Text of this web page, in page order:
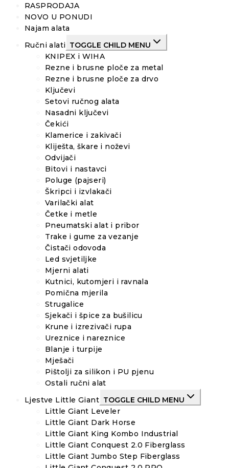
RASPRODAJA
NOVO U PONUDI
Najam alata
Ručni alati TOGGLE CHILD MENU
KNIPEX i WIHA
Rezne i brusne ploče za metal
Rezne i brusne ploče za drvo
Ključevi
Setovi ručnog alata
Nasadni ključevi
Čekići
Klamerice i zakivači
Kliješta, škare i noževi
Odvijači
Bitovi i nastavci
Poluge (pajseri)
Škripci i izvlakači
Varilački alat
Četke i metle
Pneumatski alat i pribor
Trake i gume za vezanje
Čistači odovoda
Led svjetiljke
Mjerni alati
Kutnici, kutomjeri i ravnala
Pomična mjerila
Strugalice
Sjekači i špice za bušilicu
Krune i izrezivači rupa
Ureznice i nareznice
Blanje i turpije
Mješači
Pištolji za silikon i PU pjenu
Ostali ručni alat
Ljestve Little Giant TOGGLE CHILD MENU
Little Giant Leveler
Little Giant Dark Horse
Little Giant King Kombo Industrial
Little Giant Conquest 2.0 Fiberglass
Little Giant Jumbo Step Fiberglass